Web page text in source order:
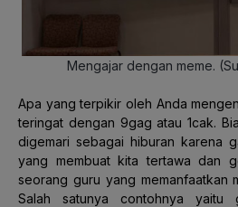
Mengajar dengan meme.
Apa yang terpikir oleh Anda
teringat dengan 9gag atau 1cak.
digemari sebagai hiburan karena
yang membuat kita tertawa dan
seorang guru yang memanfaatkan
Salah satunya contohnya yaitu